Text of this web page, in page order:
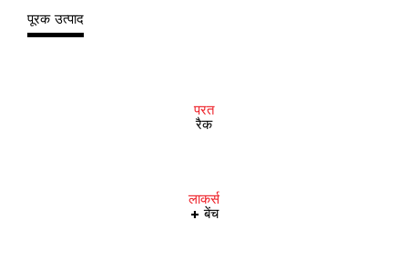
पूरक उत्पाद
परत
रैक
लाकर्स
+ बेंच